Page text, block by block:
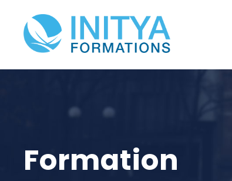
Formation